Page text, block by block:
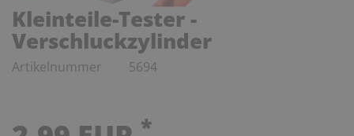
Kleinteile-Tester -
Verschluckzylinder
Artikelnummer 5694
*